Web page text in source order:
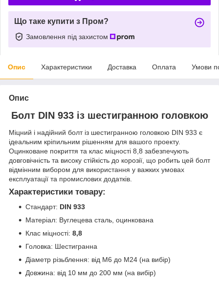
Що таке купити з Пром?
Замовлення під захистом
Опис Характеристики Доставка Оплата Умови
Опис
Болт DIN 933 із шестигранною головкою
Міцний і надійний болт із шестигранною головкою DIN 933 є
ідеальним кріпильним рішенням для вашого проекту.
Оцинковане покриття та клас міцності 8,8 забезпечують
довговічність та високу стійкість до корозії, що робить цей болт
відмінним вибором для використання у важких умовах
експлуатації та промислових додатків.
Характеристики товару:
Стандарт: DIN 933
Матеріал: Вуглецева сталь, оцинкована
Клас міцності: 8,8
Головка: Шестигранна
Діаметр різьблення: від М6 до М24 (на вибір)
Довжина: від 10 мм до 200 мм (на вибір)